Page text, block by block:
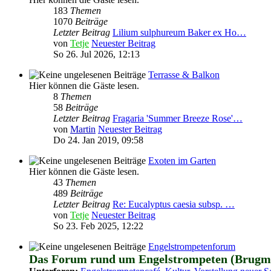
183 Themen
1070 Beiträge
Letzter Beitrag Lilium sulphureum Baker ex Ho…
von Tetje Neuester Beitrag
So 26. Jul 2026, 12:13
Terrasse & Balkon
Hier können die Gäste lesen.
8 Themen
58 Beiträge
Letzter Beitrag Fragaria 'Summer Breeze Rose'…
von Martin Neuester Beitrag
Do 24. Jan 2019, 09:58
Exoten im Garten
Hier können die Gäste lesen.
43 Themen
489 Beiträge
Letzter Beitrag Re: Eucalyptus caesia subsp. …
von Tetje Neuester Beitrag
So 23. Feb 2025, 12:22
Engelstrompetenforum
Das Forum rund um Engelstrompeten